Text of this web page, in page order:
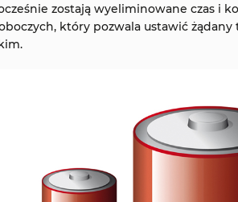
zostają wyeliminowane czas i
który pozwala ustawić żądany